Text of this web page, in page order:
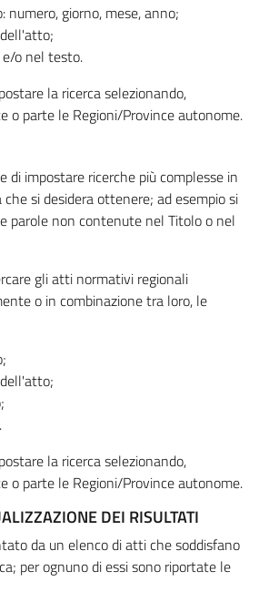
numero, giorno, mese, anno;
o nel testo.
la ricerca selezionando,
parte le Regioni/Province autonome.
di impostare ricerche più complesse in
si desidera ottenere; ad esempio si
parole non contenute nel Titolo o nel
gli atti normativi regionali
o in combinazione tra loro, le
la ricerca selezionando,
parte le Regioni/Province autonome.
DEI RISULTATI
da un elenco di atti che soddisfano
per ognuno di essi sono riportate le